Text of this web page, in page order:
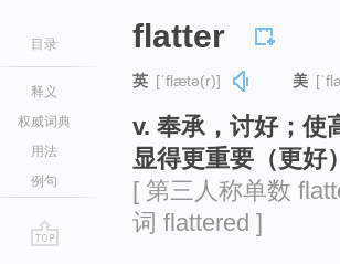
目录
释义
权威词典
用法
例句
flatter
英 [ˈflætə(r)] 美
v. 奉承，讨好；使
显得更重要（更好）
[ 第三人称单数
词 flattered ]